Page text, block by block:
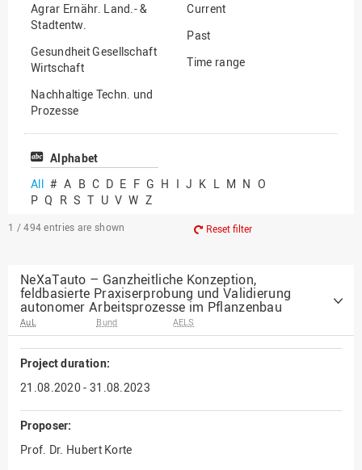
Agrar Ernähr. Land.- &
Stadtentw.
Gesundheit Gesellschaft
Wirtschaft
Nachhaltige Techn. und
Prozesse
Vielfältiges Forschen
Current
Past
Time range
Alphabet
All # A B C D E F G H I J K L M N O
P Q R S T U V W Z
1 / 494 entries are shown Reset filter
NeXaTauto – Ganzheitliche Konzeption,
feldbasierte Praxiserprobung und Validierung
autonomer Arbeitsprozesse im Pflanzenbau
AuL Bund AELS
Project duration:
21.08.2020 - 31.08.2023
Proposer:
Prof. Dr. Hubert Korte